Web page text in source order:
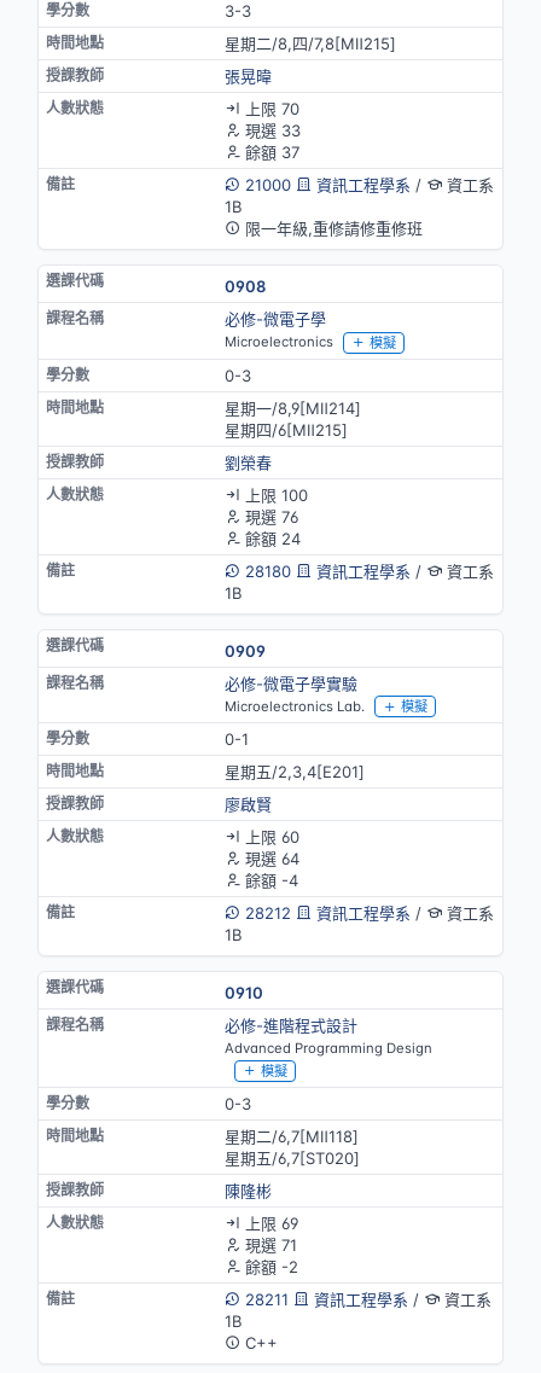
3-3
星期二/8,四/7,8[MⅡ215]
張晃暐
上限 70
現選 33
餘額 37
21000
資訊工程學系 /
資工系
1B
限一年級,重修請修重修班
0908
必修-微電子學
Microelectronics 模擬
0-3
星期一/8,9[MⅡ214]
星期四/6[MⅡ215]
劉榮春
上限 100
現選 76
餘額 24
28180
資訊工程學系 /
資工系
1B
0909
必修-微電子學實驗
Microelectronics Lab. 模擬
0-1
星期五/2,3,4[E201]
廖啟賢
上限 60
現選 64
餘額 -4
28212
資訊工程學系 /
資工系
1B
0910
必修-進階程式設計
Advanced Programming Design
模擬
0-3
星期二/6,7[MⅡ118]
星期五/6,7[ST020]
陳隆彬
上限 69
現選 71
餘額 -2
28211
資訊工程學系 /
資工系
1B
C++